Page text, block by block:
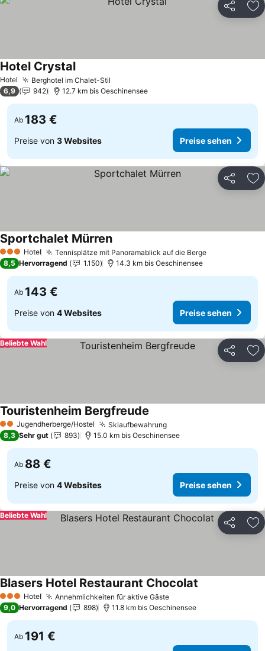
Teilen
Hotel Berghotel im Chalet-Stil
Hotel Crystal
6,9 942 12.7 km bis Oeschinensee
Ab 183 €
Preise von 3 Websites Preise sehen
Teilen
3 SterneHotel Tennisplätze mit Panoramablick auf die Berge
Sportchalet Mürren
8,5 Hervorragend 1.150 14.3 km bis Oeschinensee
Ab 143 €
Preise von 4 Websites Preise sehen
Teilen
Beliebte Wahl
2 SterneJugendherberge/Hostel Skiaufbewahrung
Touristenheim Bergfreude
8,3 Sehr gut 893 15.0 km bis Oeschinensee
Ab 88 €
Preise von 4 Websites Preise sehen
Teilen
Beliebte Wahl
3 SterneHotel Annehmlichkeiten für aktive Gäste
Blasers Hotel Restaurant Chocolat
9,0 Hervorragend 898 11.8 km bis Oeschinensee
Ab 191 €